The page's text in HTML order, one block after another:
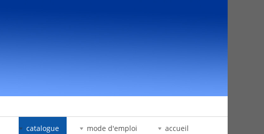
accueil
mode d'emploi
catalogue